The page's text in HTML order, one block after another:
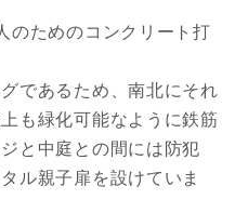
のためのコンクリート打
であるため、南北にそれ
も緑化可能なように鉄筋
と中庭との間には防犯
ル親子扉を設けていま